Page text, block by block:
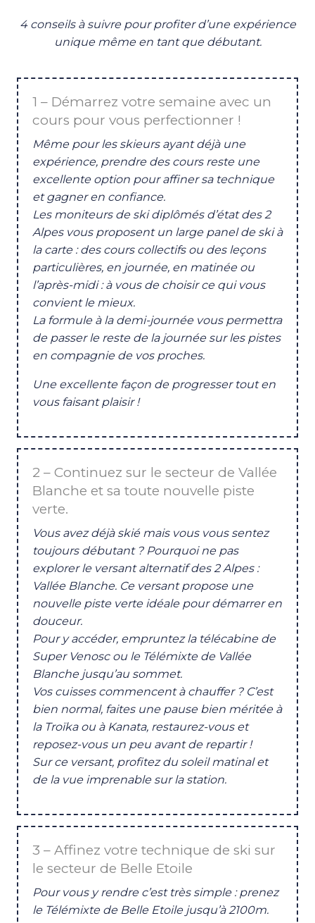
4 conseils à suivre pour profiter d’une expérience
unique même en tant que débutant.
1 – Démarrez votre semaine avec un
cours pour vous perfectionner !
Même pour les skieurs ayant déjà une
expérience, prendre des cours reste une
excellente option pour affiner sa technique
et gagner en confiance.
Les moniteurs de ski diplômés d’état des 2
Alpes vous proposent un large panel de ski à
la carte : des cours collectifs ou des leçons
particulières, en journée, en matinée ou
l’après-midi : à vous de choisir ce qui vous
convient le mieux.
La formule à la demi-journée vous permettra
de passer le reste de la journée sur les pistes
en compagnie de vos proches.
Une excellente façon de progresser tout en
vous faisant plaisir !
2 – Continuez sur le secteur de Vallée
Blanche et sa toute nouvelle piste
verte.
Vous avez déjà skié mais vous vous sentez
toujours débutant ? Pourquoi ne pas
explorer le versant alternatif des 2 Alpes :
Vallée Blanche. Ce versant propose une
nouvelle piste verte idéale pour démarrer en
douceur.
Pour y accéder, empruntez la télécabine de
Super Venosc ou le Télémixte de Vallée
Blanche jusqu’au sommet.
Vos cuisses commencent à chauffer ? C’est
bien normal, faites une pause bien méritée à
la Troïka ou à Kanata, restaurez-vous et
reposez-vous un peu avant de repartir !
Sur ce versant, profitez du soleil matinal et
de la vue imprenable sur la station.
3 – Affinez votre technique de ski sur
le secteur de Belle Etoile
Pour vous y rendre c’est très simple : prenez
le Télémixte de Belle Etoile jusqu’à 2100m.